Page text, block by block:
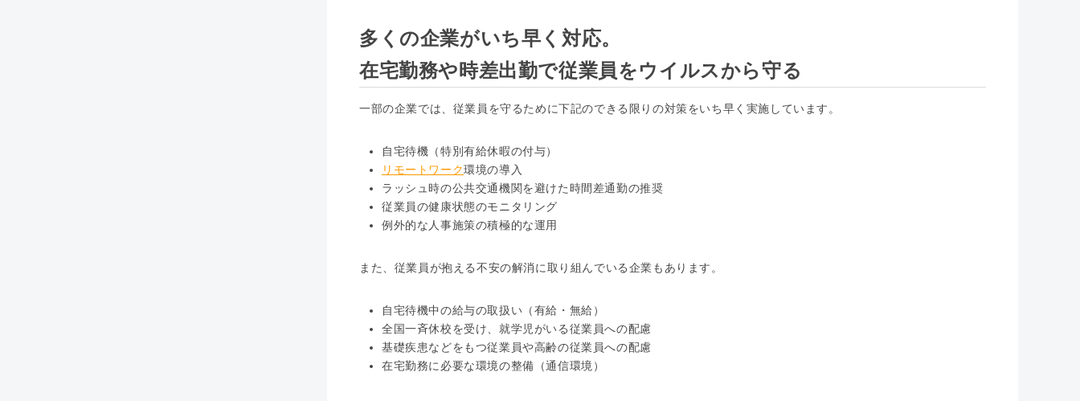
多くの企業がいち早く対応。
在宅勤務や時差出勤で従業員をウイルスから守る
一部の企業では、従業員を守るために下記のできる限りの対策をいち早く実施しています。
自宅待機（特別有給休暇の付与）
リモートワーク環境の導入
ラッシュ時の公共交通機関を避けた時間差通勤の推奨
従業員の健康状態のモニタリング
例外的な人事施策の積極的な運用
また、従業員が抱える不安の解消に取り組んでいる企業もあります。
自宅待機中の給与の取扱い（有給・無給）
全国一斉休校を受け、就学児がいる従業員への配慮
基礎疾患などをもつ従業員や高齢の従業員への配慮
在宅勤務に必要な環境の整備（通信環境）